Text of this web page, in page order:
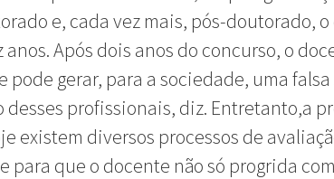
e, cada vez mais, pós-doutorado, o
anos. Após dois anos do concurso, o
pode gerar, para a sociedade, uma falsa
desses profissionais, diz. Entretanto,a
existem diversos processos de
para que o docente não só progrida